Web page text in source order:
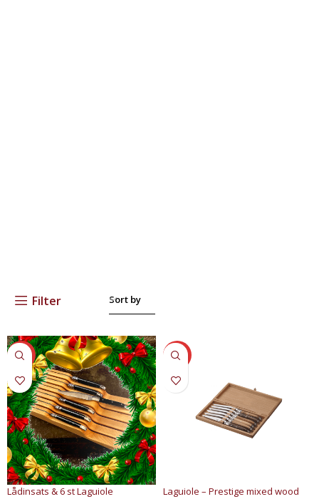
Filter Sort by
SALE
Lådinsats & 6 st Laguiole
SALE
Laguiole – Prestige mixed wood